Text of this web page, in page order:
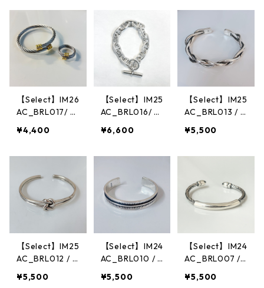
【Select】IM26
AC_BRL017/ R
gle & Ring Set
¥4,400
【Select】IM25
AC_BRL016/ A
racelet（Silve
¥6,600
【Select】IM25
AC_BRL013 / B
#2 （Silver）
¥5,500
【Select】IM25
AC_BRL012 / B
（Silver）
¥5,500
【Select】IM24
AC_BRL010 / J
Bangle（Silve
¥5,500
【Select】IM24
AC_BRL007 /
ngle（Silver）
¥5,500